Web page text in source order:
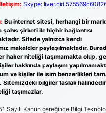
Skype:
Bu internet sitesi, herhangi bir
şahıs şirketi ile hiçbir bağlantısı
Sitede yalnızca kendi
makaleler paylaşılmaktadır.
haber niteliği taşımamakta olup,
hakkında paylaşım
ve kişiler ile isim benzerlikleri
Sitemizdeki bilgiler taslak
taşımazlar.
Sayılı Kanun gereğince Bilgi